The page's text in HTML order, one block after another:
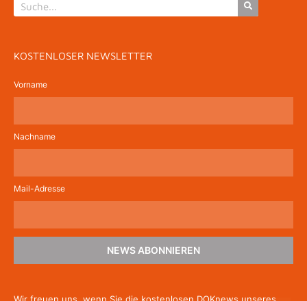
KOSTENLOSER NEWSLETTER
Vorname
Nachname
Mail-Adresse
NEWS ABONNIEREN